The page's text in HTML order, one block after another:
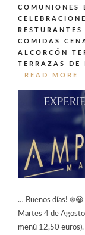
COMUNIONES
COMIDAS
ALCORCÓN
TERRAZAS DE
READ MORE
… Buenos días! ☀️😀
Martes 4 de
menú 12,50